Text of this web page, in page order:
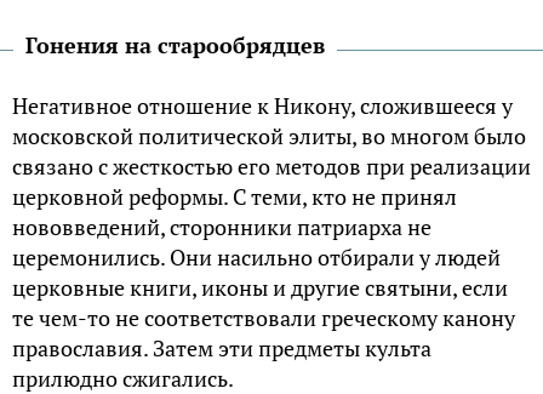
Гонения на старообрядцев
Негативное отношение к Никону, сложившееся у
московской политической элиты, во многом было
связано с жесткостью его методов при реализации
церковной реформы. С теми, кто не принял
нововведений, сторонники патриарха не
церемонились. Они насильно отбирали у людей
церковные книги, иконы и другие святыни, если
те чем-то не соответствовали греческому канону
православия. Затем эти предметы культа
прилюдно сжигались.